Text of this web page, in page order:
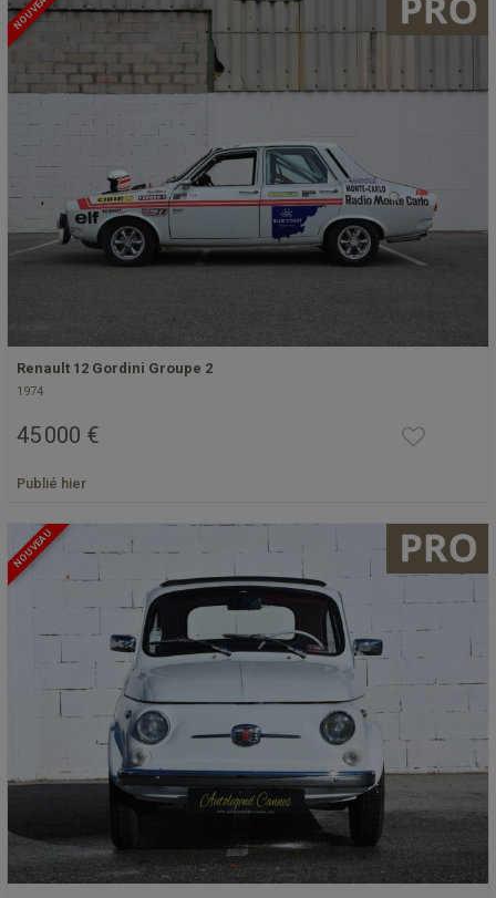
NOUVEAU
Renault 12 Gordini Groupe 2
1974
45 000 €
Publié hier
NOUVEAU